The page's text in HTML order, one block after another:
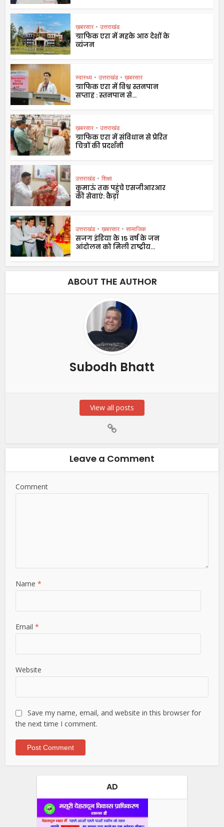
ख़बरसार • उत्तराखंड
ग्राफिक एरा में महके आठ देशों के
व्यंजन
स्वास्थ्य • उत्तराखंड • ख़बरसार
ग्राफिक एरा में विश्व स्तनपान
सप्ताह : स्तनपान से...
ख़बरसार • उत्तराखंड
ग्राफिक एरा में संविधान से प्रेरित
चित्रों की प्रदर्शनी
उत्तराखंड • शिक्षा
कुमाऊं तक पहुंचे एसजीआरआर
की सेवाएं: कैड़ा
उत्तराखंड • ख़बरसार • सामाजिक
सजग इंडिया के 15 वर्ष के जन
आंदोलन को मिली राष्ट्रीय...
ABOUT THE AUTHOR
Subodh Bhatt
View all posts
Leave a Comment
Comment
Name*
Email*
Website
Save my name, email, and website in this browser for
the next time I comment.
AD